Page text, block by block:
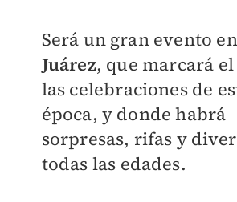
Será un gran evento
Juárez, que marcará
las celebraciones de
época, y donde habrá
sorpresas, rifas y
todas las edades.